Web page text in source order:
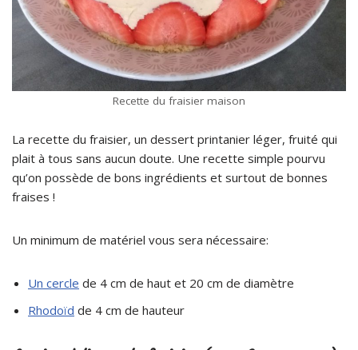
Recette du fraisier maison
La recette du fraisier, un dessert printanier léger, fruité qui
plait à tous sans aucun doute. Une recette simple pourvu
qu’on possède de bons ingrédients et surtout de bonnes
fraises !
Un minimum de matériel vous sera nécessaire:
Un cercle de 4 cm de haut et 20 cm de diamètre
Rhodoïd de 4 cm de hauteur